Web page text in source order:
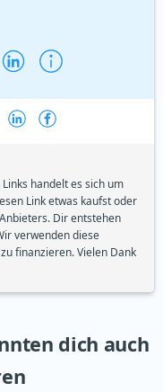
handelt es sich um
Link etwas kaufst oder
Dir entstehen
verwenden diese
finanzieren. Vielen Dank
dich auch